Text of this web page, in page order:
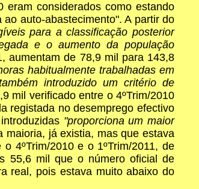
considerados como estando
auto-abastecimento". A partir do
para a classificação posterior
e o aumento da população
aumentam de 78,9 mil para 143,8
habitualmente trabalhadas em
introduzido um critério de
mil verificado entre o 4ºTrim/2010
registada no desemprego efectivo
"proporciona um maior
maioria, já existia, mas que estava
4ºTrim/2010 e o 1ºTrim/2011, de
55,6 mil que o número oficial de
real, pois estava muito abaixo do